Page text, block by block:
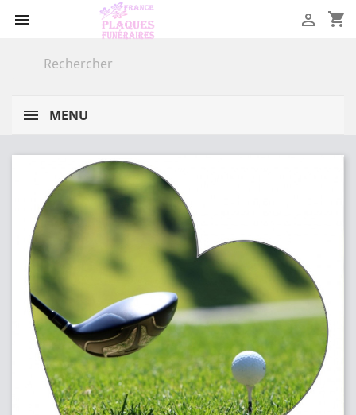
 shopping_cart

MENU